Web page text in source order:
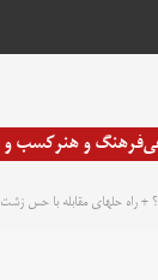
فرهنگ و هنرکسب و
راه حلهای مقابله با حس